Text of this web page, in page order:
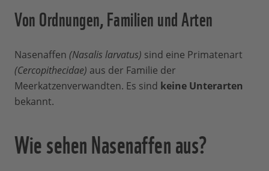
Von Ordnungen, Familien und Arten
Nasenaffen (Nasalis larvatus) sind eine Primatenart
(Cercopithecidae) aus der Familie der
Meerkatzenverwandten. Es sind keine Unterarten
bekannt.
Wie sehen Nasenaffen aus?